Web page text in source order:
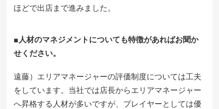
ほどで出店まで進みました。
■人材のマネジメントについても特徴があればお聞か
せください。
遠藤）エリアマネージャーの評価制度については工夫
をしています。当社では店長からエリアマネージャー
へ昇格する人材が多いですが、プレイヤーとしては優